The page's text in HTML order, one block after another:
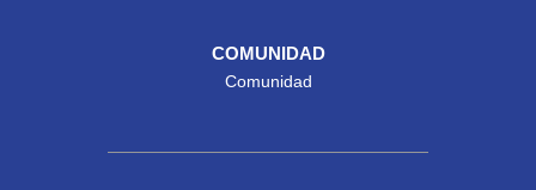
COMUNIDAD
Comunidad